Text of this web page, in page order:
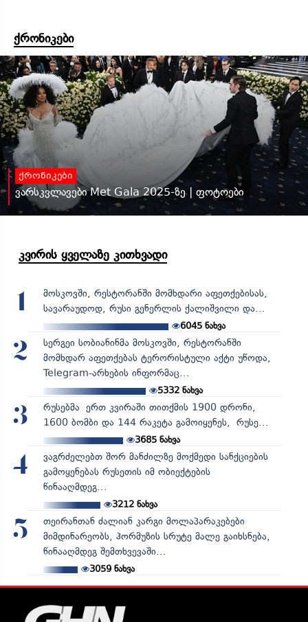
ქრონიკები
ქრონიკები
ვარსკვლავები Met Gala 2025-ზე | ფოტოები
კვირის ყველაზე კითხვადი
1
მოსკოვში, რესტორანში მომხდარი აფეთქებისას,
სავარაუდოდ, რუსი გენერლის ქალიშვილი და...
6045 ნახვა
2
სერგეი სობიანინმა მოსკოვში, რესტორანში
მომხდარ აფეთქებას ტერორისტული აქტი უწოდა,
Telegram-არხების ინფორმაც...
5332ნახვა
3
რუსებმა ერთ კვირაში თითქმის 1900 დრონი,
1600 ბომბი და 144 რაკეტა გამოიყენეს, რუსე...
3685ნახვა
4
ვაგრძელებთ შორ მანძილზე მოქმედი სანქციების
გამოყენებას რუსეთის იმ ობიექტების
წინააღმდეგ...
3212ნახვა
5
თეირანთან ძალიან კარგი მოლაპარაკებები
მიმდინარეობს, ჰორმუზის სრუტე მალე გაიხსნება,
წინააღმდეგ შემთხვევაში...
3059ნახვა